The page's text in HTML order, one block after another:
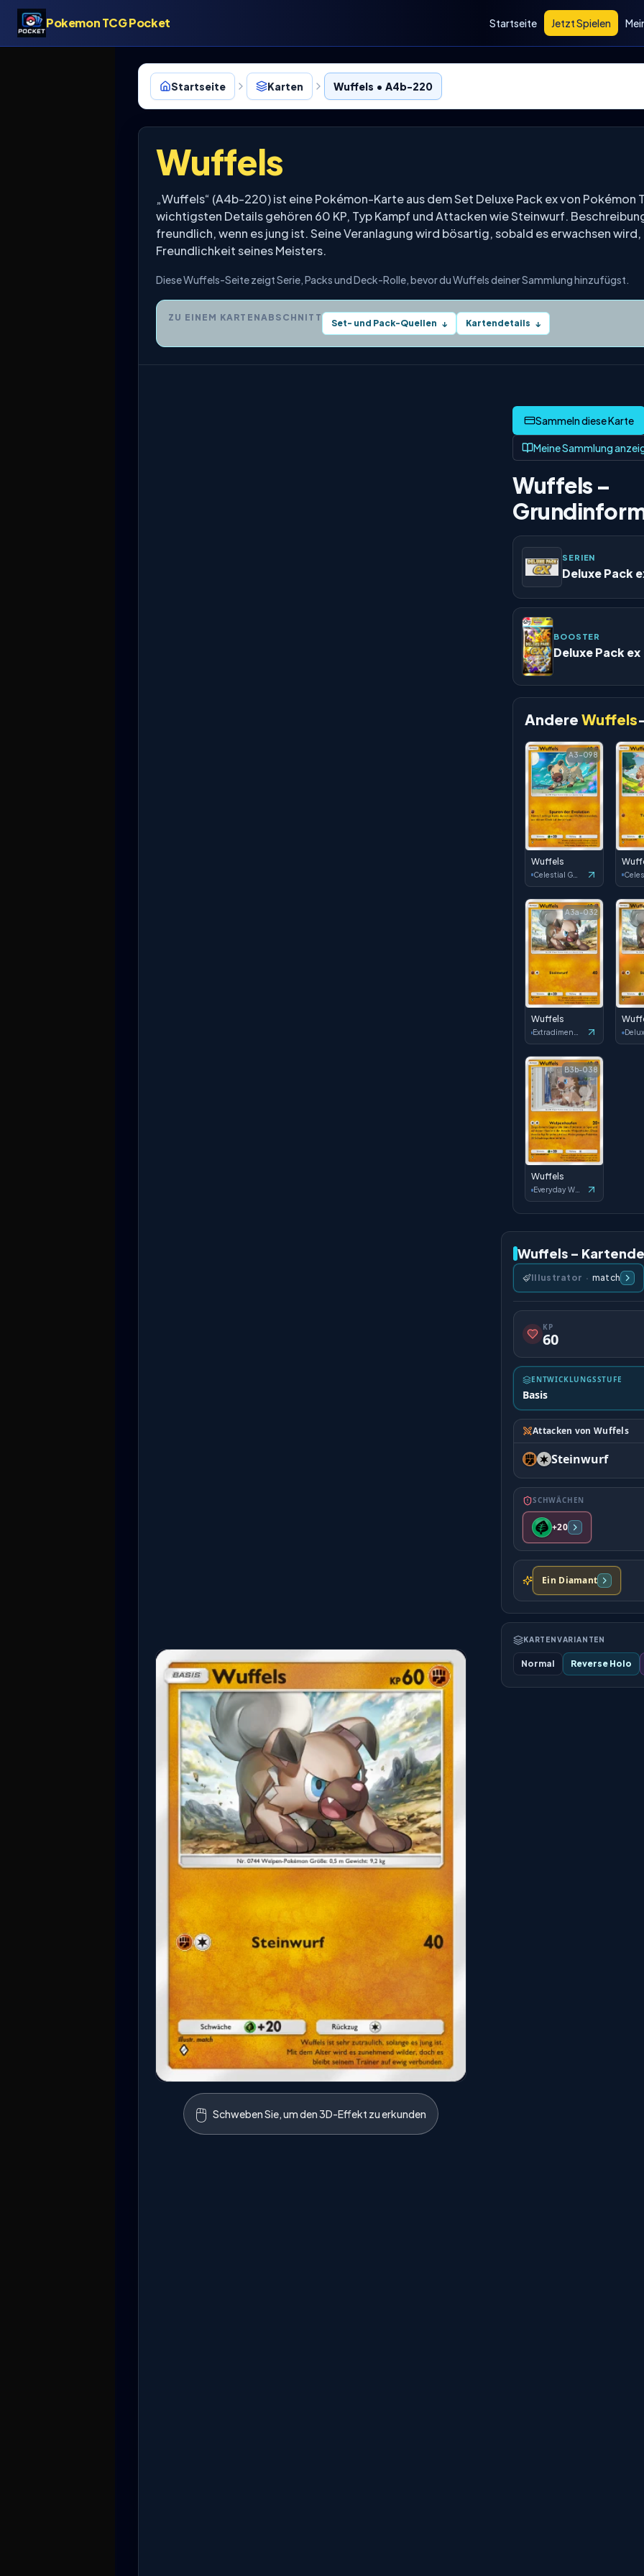
Pokemon TCG Pocket Startseite Jetzt Spielen
Startseite Karten Wuffels • A4b-220
Wuffels
„Wuffels“ (A4b-220) ist eine Pokémon-Karte aus dem Set Deluxe Pack ex von Pokémon
wichtigsten Details gehören 60 KP, Typ Kampf und Attacken wie Steinwurf.
freundlich, wenn es jung ist. Seine Veranlagung wird bösartig, sobald es erwachsen
Freundlichkeit seines Meisters.
Diese Wuffels-Seite zeigt Serie, Packs und Deck-Rolle, bevor du Wuffels deiner Sammlung hinzufügst.
ZU EINEM KARTENABSCHNITT
Set- und Pack-Quellen ↓ Kartendetails ↓
🖱️ Schweben Sie, um den 3D-Effekt zu erkunden
Meine Sammlung
Wuffels –
SERIEN
Deluxe Pack
BOOSTER
Deluxe Pack ex
Andere Wuffels
A3-098
Wuffels
Celestial Guardians
A3a-032
Wuffels
B3b-038
Wuffels
Everyday Wonders
Wuffels –
Illustrator · match
KP
60
ENTWICKLUNGSSTUFE
Basis
Attacken von Wuffels
Steinwurf
SCHWÄCHEN
+20
Ein Diamant
KARTENVARIANTEN
Normal Reverse Holo